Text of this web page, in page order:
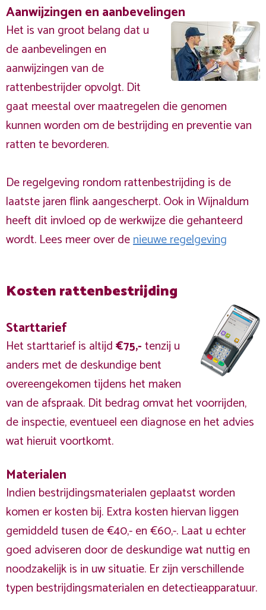
Aanwijzingen en aanbevelingen
Het is van groot belang dat u
de aanbevelingen en
aanwijzingen van de
rattenbestrijder opvolgt. Dit
gaat meestal over maatregelen die genomen
kunnen worden om de bestrijding en preventie van
ratten te bevorderen.
De regelgeving rondom rattenbestrijding is de
laatste jaren flink aangescherpt. Ook in Wijnaldum
heeft dit invloed op de werkwijze die gehanteerd
wordt. Lees meer over denieuwe regelgeving
Kosten rattenbestrijding
Starttarief
Het starttarief is altijd€75,-tenzij u
anders met de deskundige bent
overeengekomen tijdens het maken
van de afspraak. Dit bedrag omvat het voorrijden,
de inspectie, eventueel een diagnose en het advies
wat hieruit voortkomt.
Materialen
Indien bestrijdingsmaterialen geplaatst worden
komen er kosten bij. Extra kosten hiervan liggen
gemiddeld tusen de €40,- en €60,-. Laat u echter
goed adviseren door de deskundige wat nuttig en
noodzakelijk is in uw situatie. Er zijn verschillende
typen bestrijdingsmaterialen en detectieapparatuur.